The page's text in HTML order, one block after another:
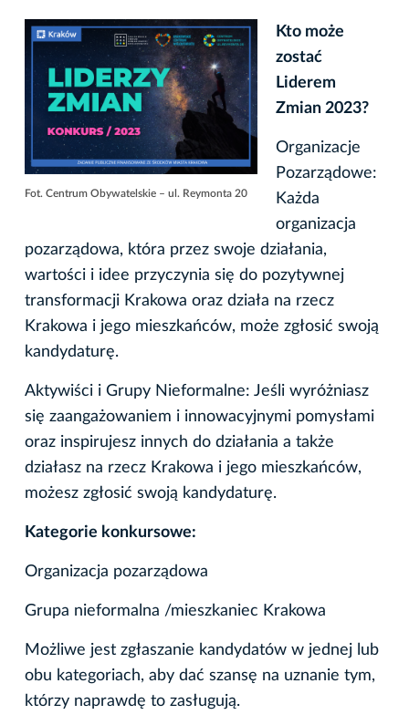
Fot. Centrum Obywatelskie – ul. Reymonta 20
Kto może
zostać
Liderem
Zmian 2023?
Organizacje
Pozarządowe:
Każda
organizacja
pozarządowa, która przez swoje działania,
wartości i idee przyczynia się do pozytywnej
transformacji Krakowa oraz działa na rzecz
Krakowa i jego mieszkańców, może zgłosić swoją
kandydaturę.
Aktywiści i Grupy Nieformalne: Jeśli wyróżniasz
się zaangażowaniem i innowacyjnymi pomysłami
oraz inspirujesz innych do działania a także
działasz na rzecz Krakowa i jego mieszkańców,
możesz zgłosić swoją kandydaturę.
Kategorie konkursowe:
Organizacja pozarządowa
Grupa nieformalna /mieszkaniec Krakowa
Możliwe jest zgłaszanie kandydatów w jednej lub
obu kategoriach, aby dać szansę na uznanie tym,
którzy naprawdę to zasługują.